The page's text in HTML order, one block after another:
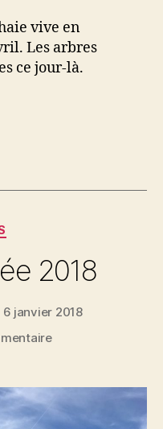
vive en
Les arbres
ce jour-là.
2018
6 janvier 2018
sur
2018